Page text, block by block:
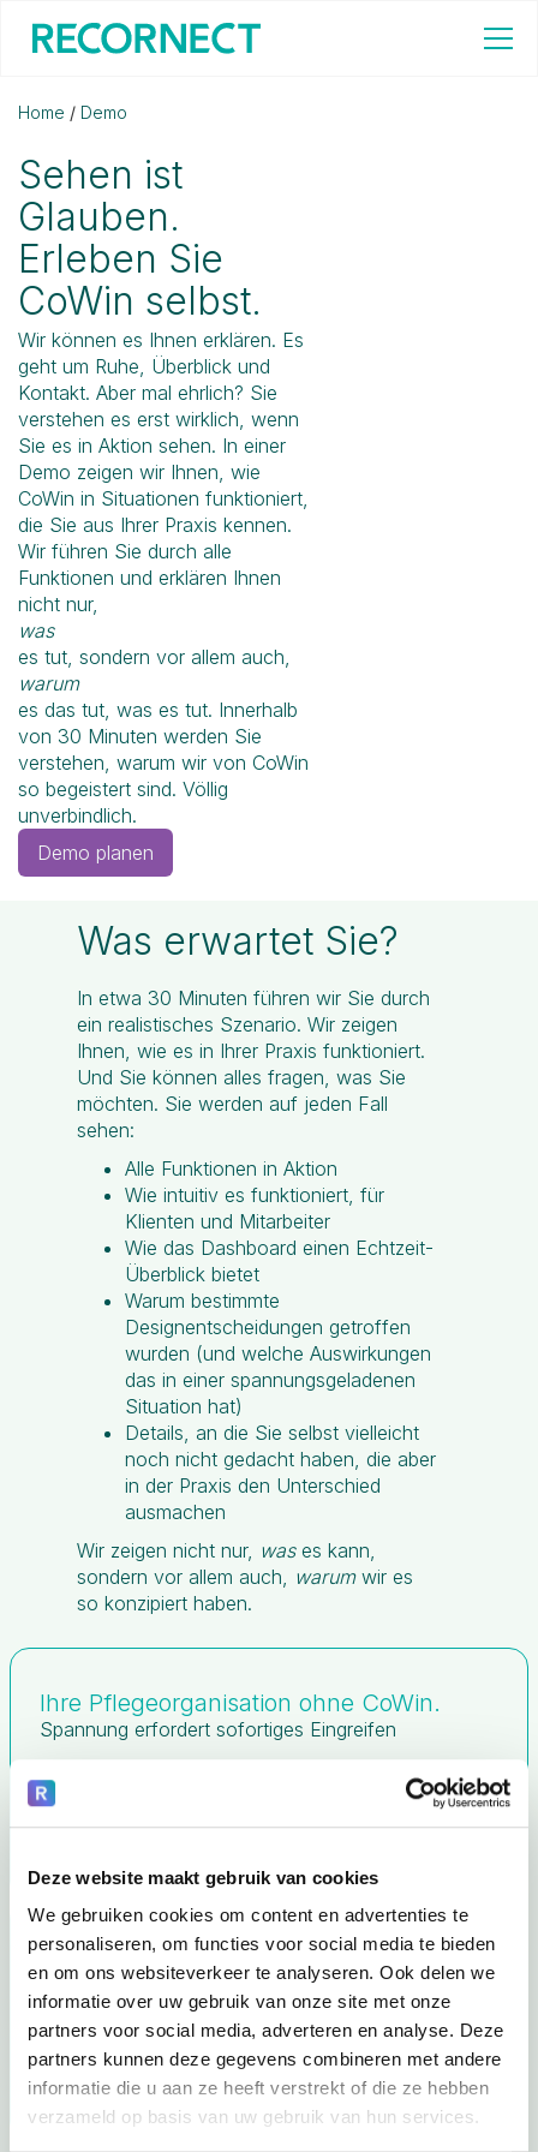
Deze website maakt gebruik van cookies
We gebruiken cookies om content en advertenties te
personaliseren, om functies voor social media te bieden
en om ons websiteverkeer te analyseren. Ook delen we
informatie over uw gebruik van onze site met onze
partners voor social media, adverteren en analyse. Deze
partners kunnen deze gegevens combineren met andere
informatie die u aan ze heeft verstrekt of die ze hebben
verzameld op basis van uw gebruik van hun services.
Home / Demo
Sehen ist
Glauben.
Erleben Sie
CoWin selbst.
Wir können es Ihnen erklären. Es
geht um Ruhe, Überblick und
Kontakt. Aber mal ehrlich? Sie
verstehen es erst wirklich, wenn
Sie es in Aktion sehen. In einer
Demo zeigen wir Ihnen, wie
CoWin in Situationen funktioniert,
die Sie aus Ihrer Praxis kennen.
Wir führen Sie durch alle
Funktionen und erklären Ihnen
nicht nur,
was
es tut, sondern vor allem auch,
warum
es das tut, was es tut. Innerhalb
von 30 Minuten werden Sie
verstehen, warum wir von CoWin
so begeistert sind. Völlig
unverbindlich.
Demo planen
Was erwartet Sie?
In etwa 30 Minuten führen wir Sie durch
ein realistisches Szenario. Wir zeigen
Ihnen, wie es in Ihrer Praxis funktioniert.
Und Sie können alles fragen, was Sie
möchten. Sie werden auf jeden Fall
sehen:
Alle Funktionen in Aktion
Wie intuitiv es funktioniert, für
Klienten und Mitarbeiter
Wie das Dashboard einen Echtzeit-
Überblick bietet
Warum bestimmte
Designentscheidungen getroffen
wurden (und welche Auswirkungen
das in einer spannungsgeladenen
Situation hat)
Details, an die Sie selbst vielleicht
noch nicht gedacht haben, die aber
in der Praxis den Unterschied
ausmachen
Wir zeigen nicht nur, wases kann,
sondern vor allem auch, warumwir es
so konzipiert haben.
Ihre Pflegeorganisation ohne CoWin.
Spannung erfordert sofortiges Eingreifen
Überblick kostet Energie
Ihre Pflegeorganisation mit CoWin.
Spannungen werden früher reguliert
Kontakt bleibt möglich
Mitarbeiter behalten den Überblick
Mehr Raum für Aufmerksamkeit und Genesung